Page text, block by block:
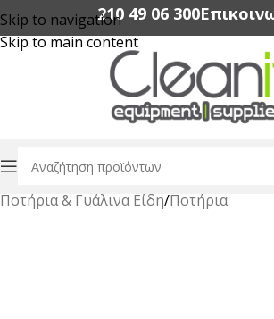
Skip to navigation
Skip to main content
210 49 06 300‬
Αρχική σελίδα/Εξοπλισμός Εστίασης
Ποτήρια & Γυάλινα Είδη/Ποτήρια